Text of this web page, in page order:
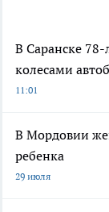
В Саранске
колесами
11:01
В Мордовии
ребенка
29 июля